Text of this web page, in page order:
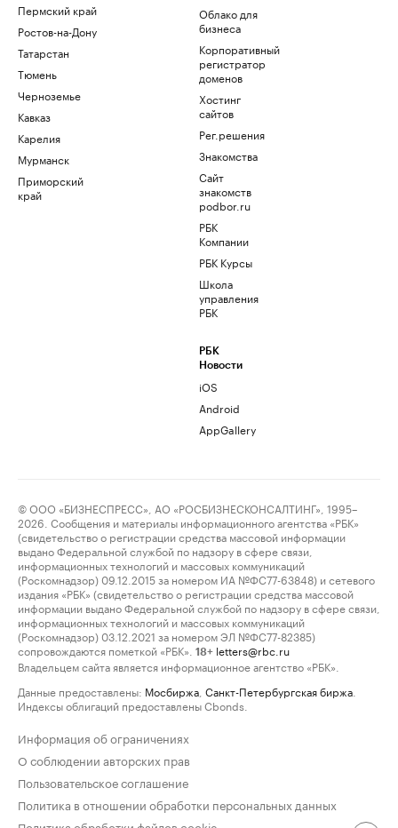
Пермский край
Ростов-на-Дону
Татарстан
Тюмень
Черноземье
Кавказ
Карелия
Мурманск
Приморский
край
Облако для
бизнеса
Корпоративный
регистратор
доменов
Хостинг
сайтов
Рег.решения
Знакомства
Сайт
знакомств
podbor.ru
РБК
Компании
РБК Курсы
Школа
управления
РБК
РБК
Новости
iOS
Android
AppGallery
© ООО «БИЗНЕСПРЕСС», АО «РОСБИЗНЕСКОНСАЛТИНГ», 1995–
2026. Сообщения и материалы информационного агентства «РБК»
(свидетельство о регистрации средства массовой информации
выдано Федеральной службой по надзору в сфере связи,
информационных технологий и массовых коммуникаций
(Роскомнадзор) 09.12.2015 за номером ИА №ФС77-63848) и сетевого
издания «РБК» (свидетельство о регистрации средства массовой
информации выдано Федеральной службой по надзору в сфере связи,
информационных технологий и массовых коммуникаций
(Роскомнадзор) 03.12.2021 за номером ЭЛ №ФС77-82385)
сопровождаются пометкой «РБК».
18+ letters@rbc.ru
Владельцем сайта является информационное агентство «РБК».
Данные предоставлены: Мосбиржа Санкт-Петербургская биржа
Индексы облигаций предоставлены Cbonds.
Информация об ограничениях
О соблюдении авторских прав
Пользовательское соглашение
Политика в отношении обработки персональных данных